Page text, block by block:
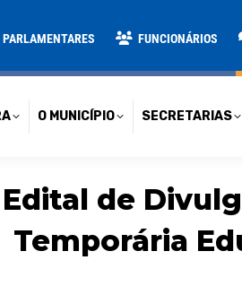
FUNCIONÁRIOS
O MUNICÍPIO SECRETARIAS
Edital de
Temporária